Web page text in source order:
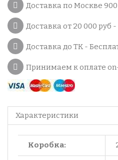
Доставка по Москве 900
Доставка от 20 000 руб
Доставка до ТК -
Принимаем к оплате
Характеристики
Коробка: